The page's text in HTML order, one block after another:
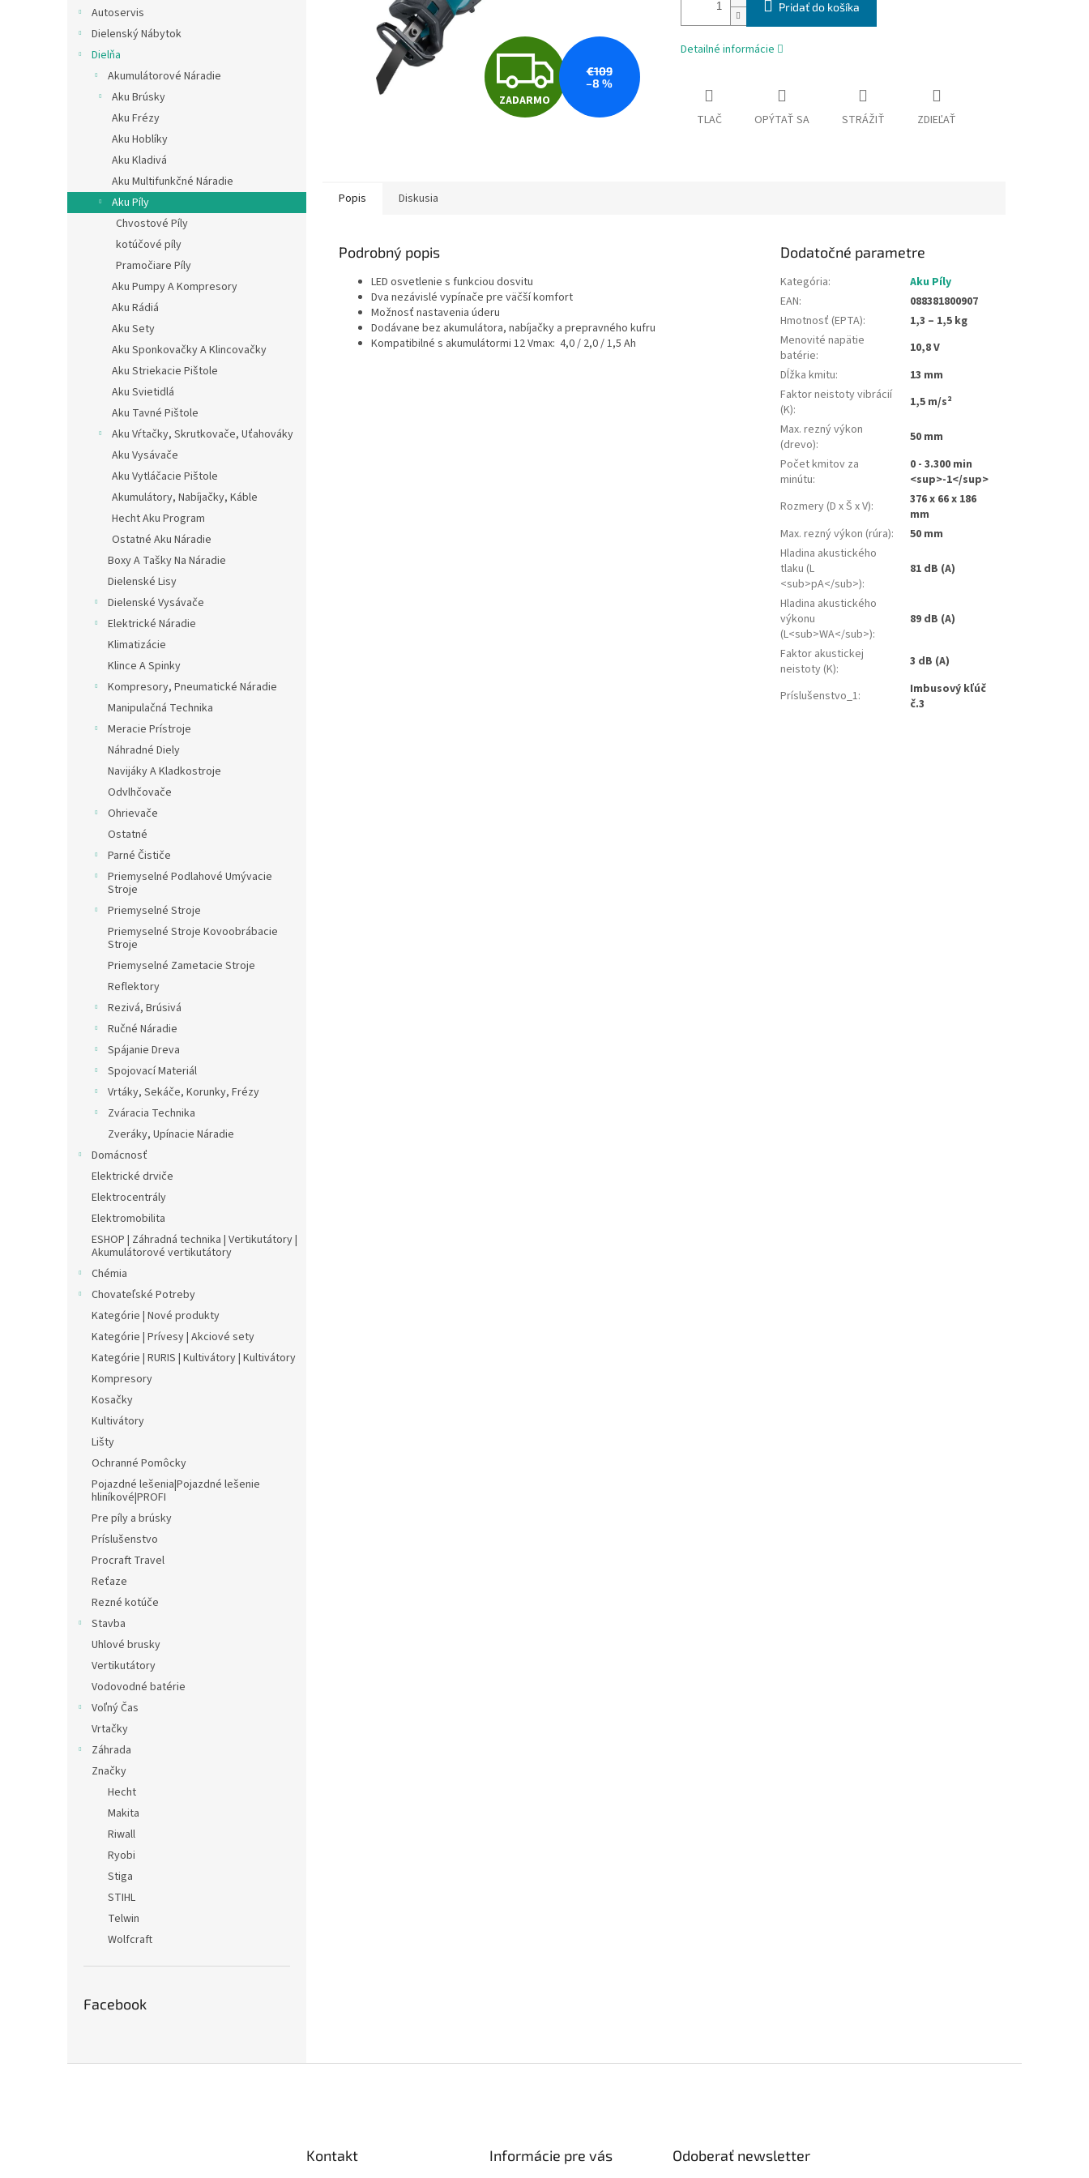
Autoservis
Dielenský Nábytok
Dielňa
Akumulátorové Náradie
Aku Brúsky
Aku Frézy
Aku Hoblíky
Aku Kladivá
Aku Multifunkčné Náradie
Aku Píly
Chvostové Píly
kotúčové píly
Pramočiare Píly
Aku Pumpy A Kompresory
Aku Rádiá
Aku Sety
Aku Sponkovačky A Klincovačky
Aku Striekacie Pištole
Aku Svietidlá
Aku Tavné Pištole
Aku Vŕtačky, Skrutkovače, Uťahováky
Aku Vysávače
Aku Vytláčacie Pištole
Akumulátory, Nabíjačky, Káble
Hecht Aku Program
Ostatné Aku Náradie
Boxy A Tašky Na Náradie
Dielenské Lisy
Dielenské Vysávače
Elektrické Náradie
Klimatizácie
Klince A Spinky
Kompresory, Pneumatické Náradie
Manipulačná Technika
Meracie Prístroje
Náhradné Diely
Navijáky A Kladkostroje
Odvlhčovače
Ohrievače
Ostatné
Parné Čističe
Priemyselné Podlahové Umývacie
Stroje
Priemyselné Stroje
Priemyselné Stroje Kovoobrábacie
Stroje
Priemyselné Zametacie Stroje
Reflektory
Rezivá, Brúsivá
Ručné Náradie
Spájanie Dreva
Spojovací Materiál
Vrtáky, Sekáče, Korunky, Frézy
Zváracia Technika
Zveráky, Upínacie Náradie
Domácnosť
Elektrické drviče
Elektrocentrály
Elektromobilita
ESHOP | Záhradná technika | Vertikutátory |
Akumulátorové vertikutátory
Chémia
Chovateľské Potreby
Kategórie | Nové produkty
Kategórie | Prívesy | Akciové sety
Kategórie | RURIS | Kultivátory | Kultivátory
Kompresory
Kosačky
Kultivátory
Lišty
Ochranné Pomôcky
Pojazdné lešenia|Pojazdné lešenie
hliníkové|PROFI
Pre píly a brúsky
Príslušenstvo
Procraft Travel
Reťaze
Rezné kotúče
Stavba
Uhlové brusky
Vertikutátory
Vodovodné batérie
Voľný Čas
Vrtačky
Záhrada
Značky
Hecht
Makita
Riwall
Ryobi
Stiga
STIHL
Telwin
Wolfcraft
Facebook
Z
A
R
M
ZADARMO
€109
–8 %
Pridať do košíka
Detailné informácie
TLAČ OPÝTAŤ SA STRÁŽIŤ ZDIEĽAŤ
Popis Diskusia
Podrobný popis
LED osvetlenie s funkciou dosvitu
Dva nezávislé vypínače pre väčší komfort
Možnosť nastavenia úderu
Dodávane bez akumulátora, nabíjačky a prepravného kufru
Kompatibilné s akumulátormi 12 Vmax: 4,0 / 2,0 / 1,5 Ah
Dodatočné parametre
Kategória:
Aku Píly
EAN:
088381800907
Hmotnosť (EPTA):
1,3 – 1,5 kg
Menovité napätie
batérie:
10,8 V
Dĺžka kmitu:
13 mm
Faktor neistoty vibrácií
(K):
1,5 m/s²
Max. rezný výkon
(drevo):
50 mm
Počet kmitov za
minútu:
0 - 3.300 min
<sup>-1</sup>
Rozmery (D x Š x V):
376 x 66 x 186
mm
Max. rezný výkon (rúra):
50 mm
Hladina akustického
tlaku (L
<sub>pA</sub>):
81 dB (A)
Hladina akustického
výkonu
(L<sub>WA</sub>):
89 dB (A)
Faktor akustickej
neistoty (K): 3 dB (A)
Príslušenstvo_1:
Imbusový kľúč
č.3
Kontakt Informácie pre vás Odoberať newsletter